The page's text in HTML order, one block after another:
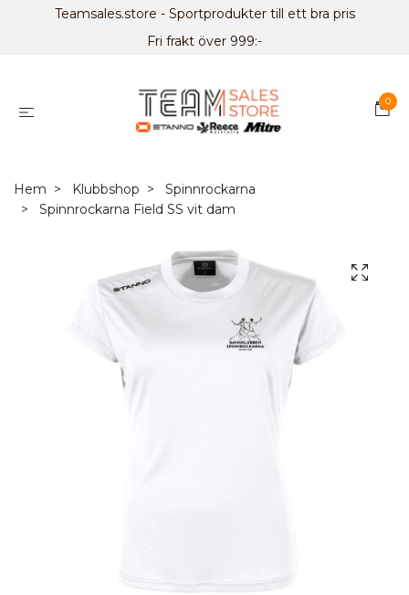
Teamsales.store - Sportprodukter till ett bra pris
Fri frakt över 999:-
0
Hem Klubbshop
Spinnrockarna
Spinnrockarna Field SS vit dam